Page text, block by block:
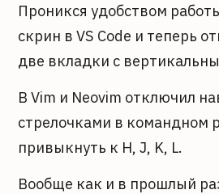
Проникся удобством
скрин в VS Code и теперь
две вкладки с
В Vim и Neovim отключил
стрелочками в командном
привыкнуть к H, J, K, L.
Вообще как и в прошлый